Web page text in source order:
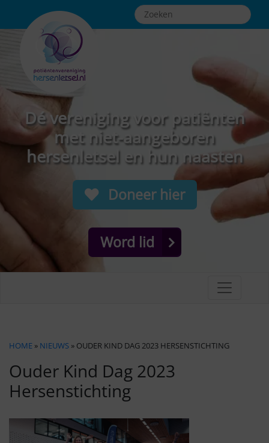
Dé vereniging voor patiënten
met niet-aangeboren
hersenletsel en hun naasten
Doneer hier
Word lid
HOME » NIEUWS » OUDER KIND DAG 2023 HERSENSTICHTING
Ouder Kind Dag 2023
Hersenstichting